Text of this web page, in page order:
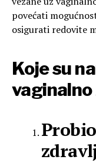
povećati
osigurati redovite
Koje su